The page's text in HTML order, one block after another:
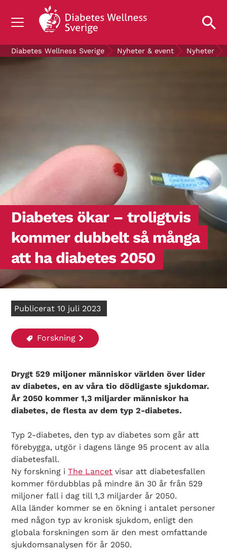
OM DIABETES
GRATIS DIABETESPRODUKTER
Blodsockerkollen
Diabetes Wellness Sverige Nyheter & event Nyheter
Diabetes ökar – troligtvis
kommer dubbelt så många
att ha diabetes 2050
Publicerat 10 juli 2023
Forskning
Drygt 529 miljoner människor världen över lider
av diabetes, en av våra tio dödligaste sjukdomar.
År 2050 kommer 1,3 miljarder människor ha
diabetes, de flesta av dem typ 2-diabetes.
Typ 2-diabetes, den typ av diabetes som går att
förebygga, utgör i dagens länge 95 procent av alla
diabetesfall.
Ny forskning iThe Lancet visar att diabetesfallen
kommer fördubblas på mindre än 30 år från 529
miljoner fall i dag till 1,3 miljarder år 2050.
Alla länder kommer se en ökning i antalet personer
med någon typ av kronisk sjukdom, enligt den
globala forskningen som är den mest omfattande
sjukdomsanalysen för år 2050.